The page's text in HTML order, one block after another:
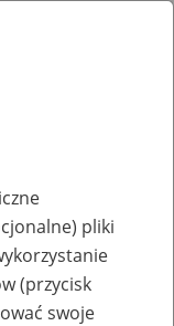
pliki
(przycisk
swoje